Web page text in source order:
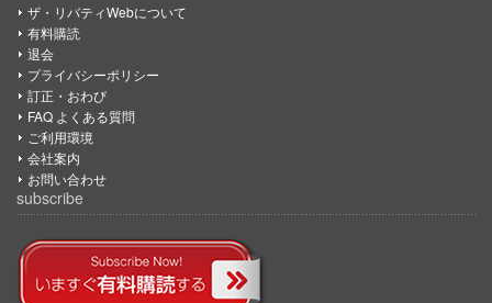
ザ・リバティWebについて
有料購読
退会
プライバシーポリシー
訂正・おわび
FAQ よくある質問
ご利用環境
会社案内
お問い合わせ
subscribe